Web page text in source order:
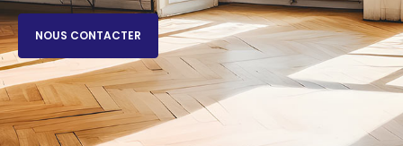
NOUS CONTACTER